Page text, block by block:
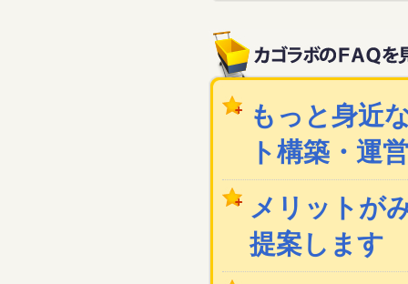
もっと身近
ト構築・運
メリットが
提案します